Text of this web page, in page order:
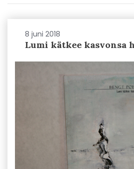
8 juni 2018
Lumi kätkee kasvonsa